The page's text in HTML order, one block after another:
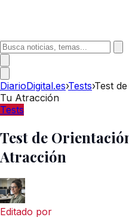
DiarioDigital.es›Tests›Test
Tu Atracción
Tests
Test de
Atracción
Editado por